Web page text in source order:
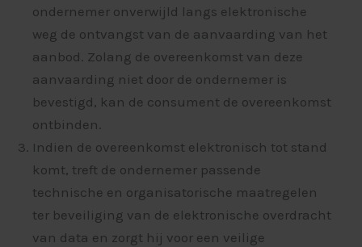
ondernemer onverwijld langs elektronische
weg de ontvangst van de aanvaarding van het
aanbod. Zolang de overeenkomst van deze
aanvaarding niet door de ondernemer is
bevestigd, kan de consument de overeenkomst
ontbinden.
Indien de overeenkomst elektronisch tot stand
komt, treft de ondernemer passende
technische en organisatorische maatregelen
ter beveiliging van de elektronische overdracht
van data en zorgt hij voor een veilige